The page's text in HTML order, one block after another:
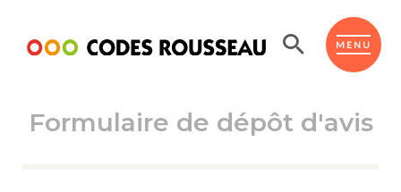
MENU
ESPACE ÉLÈVE
Formulaire de dépôt d'avis